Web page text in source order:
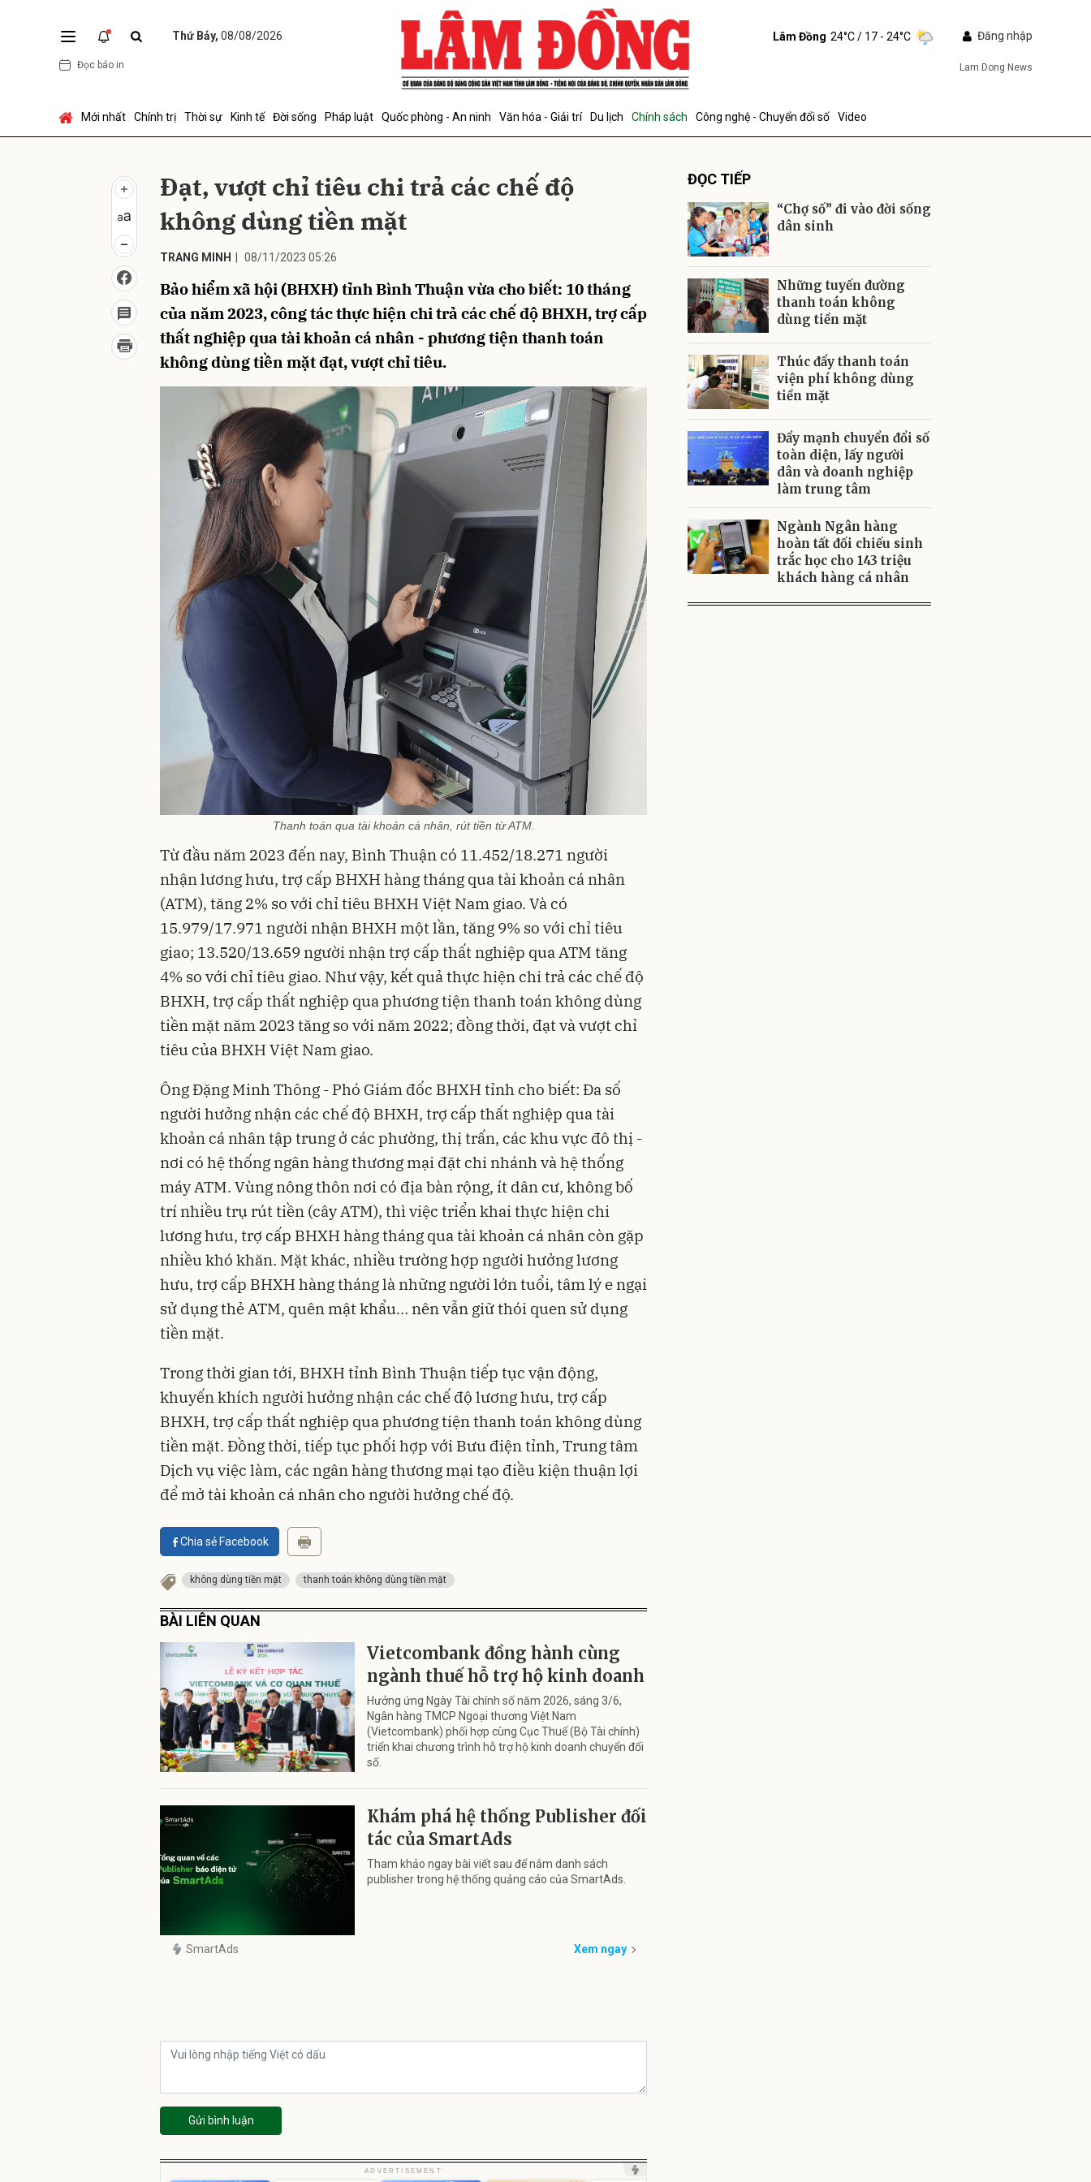
Thứ Bảy, 08/08/2026
Đọc báo in
Lâm Đồng 24°C/ 17 - 24°C Đăng nhập
Lam Dong News
Mới nhất Chính trị Thời sự Kinh tế Đời sống Pháp luật Quốc phòng - An ninh Văn hóa - Giải trí Du lịch Chính sách Công nghệ - Chuyển đổi số Video
Đạt, vượt chỉ tiêu chi trả các chế độ
không dùng tiền mặt
TRANG MINH 08/11/2023 05:26
Bảo hiểm xã hội (BHXH) tỉnh Bình Thuận vừa cho biết: 10 tháng
của năm 2023, công tác thực hiện chi trả các chế độ BHXH, trợ cấp
thất nghiệp qua tài khoản cá nhân - phương tiện thanh toán
không dùng tiền mặt đạt, vượt chỉ tiêu.
Thanh toán qua tài khoản cá nhân, rút tiền từ ATM.
Từ đầu năm 2023 đến nay, Bình Thuận có 11.452/18.271 người
nhận lương hưu, trợ cấp BHXH hàng tháng qua tài khoản cá nhân
(ATM), tăng 2% so với chỉ tiêu BHXH Việt Nam giao. Và có
15.979/17.971 người nhận BHXH một lần, tăng 9% so với chỉ tiêu
giao; 13.520/13.659 người nhận trợ cấp thất nghiệp qua ATM tăng
4% so với chỉ tiêu giao. Như vậy, kết quả thực hiện chi trả các chế độ
BHXH, trợ cấp thất nghiệp qua phương tiện thanh toán không dùng
tiền mặt năm 2023 tăng so với năm 2022; đồng thời, đạt và vượt chỉ
tiêu của BHXH Việt Nam giao.
Ông Đặng Minh Thông - Phó Giám đốc BHXH tỉnh cho biết: Đa số
người hưởng nhận các chế độ BHXH, trợ cấp thất nghiệp qua tài
khoản cá nhân tập trung ở các phường, thị trấn, các khu vực đô thị -
nơi có hệ thống ngân hàng thương mại đặt chi nhánh và hệ thống
máy ATM. Vùng nông thôn nơi có địa bàn rộng, ít dân cư, không bố
trí nhiều trụ rút tiền (cây ATM), thì việc triển khai thực hiện chi
lương hưu, trợ cấp BHXH hàng tháng qua tài khoản cá nhân còn gặp
nhiều khó khăn. Mặt khác, nhiều trường hợp người hưởng lương
hưu, trợ cấp BHXH hàng tháng là những người lớn tuổi, tâm lý e ngại
sử dụng thẻ ATM, quên mật khẩu… nên vẫn giữ thói quen sử dụng
tiền mặt.
Trong thời gian tới, BHXH tỉnh Bình Thuận tiếp tục vận động,
khuyến khích người hưởng nhận các chế độ lương hưu, trợ cấp
BHXH, trợ cấp thất nghiệp qua phương tiện thanh toán không dùng
tiền mặt. Đồng thời, tiếp tục phối hợp với Bưu điện tỉnh, Trung tâm
Dịch vụ việc làm, các ngân hàng thương mại tạo điều kiện thuận lợi
để mở tài khoản cá nhân cho người hưởng chế độ.
Chia sẻ Facebook
không dùng tiền mặt thanh toán không dùng tiền mặt
BÀI LIÊN QUAN
Vietcombank đồng hành cùng
ngành thuế hỗ trợ hộ kinh doanh
Hưởng ứng Ngày Tài chính số năm 2026, sáng 3/6,
Ngân hàng TMCP Ngoại thương Việt Nam
(Vietcombank) phối hợp cùng Cục Thuế (Bộ Tài chính)
triển khai chương trình hỗ trợ hộ kinh doanh chuyển đổi
số.
Khám phá hệ thống Publisher đối
tác của SmartAds
Tham khảo ngay bài viết sau để nắm danh sách
publisher trong hệ thống quảng cáo của SmartAds.
SmartAds Xem ngay
Gửi bình luận
ADVERTISEMENT Unmute
ĐỌC TIẾP
“Chợ số” đi vào đời sống
dân sinh
Những tuyến đường
thanh toán không
dùng tiền mặt
Thúc đẩy thanh toán
viện phí không dùng
tiền mặt
Đẩy mạnh chuyển đổi số
toàn diện, lấy người
dân và doanh nghiệp
làm trung tâm
Ngành Ngân hàng
hoàn tất đối chiếu sinh
trắc học cho 143 triệu
khách hàng cá nhân
Gửi bình luận
Gửi